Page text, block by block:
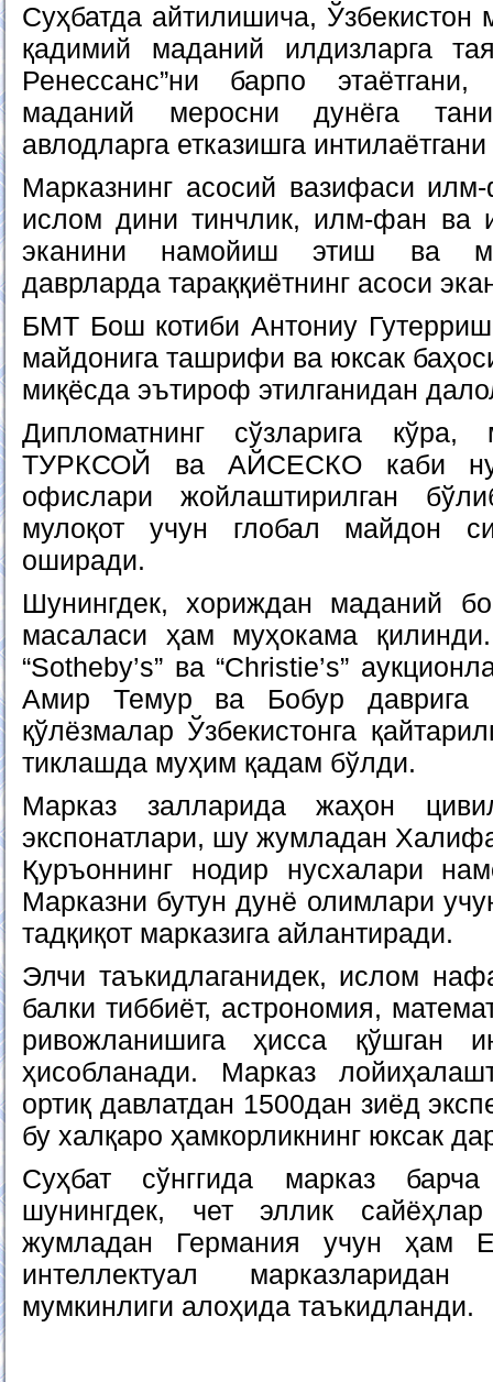
Суҳбатда айтилишича, Ўзбекистон
қадимий маданий илдизларга
Ренессанс”ни барпо
маданий меросни дунёга
авлодларга етказишга
Марказнинг асосий вазифаси
ислом дини тинчлик, илм-фан ва
эканини намойиш этиш ва
даврларда тараққиётнинг асоси
БМТ Бош котиби Антониу
майдонига ташрифи ва юксак
миқёсда эътироф этилганидан
Дипломатнинг сўзларига
ТУРКСОЙ ва АЙСЕСКО каби
офислари жойлаштирилган
мулоқот учун глобал майдон
оширади.
Шунингдек, хориждан маданий
масаласи ҳам муҳокама
“Sotheby’s” ва “Christie’s”
Амир Темур ва Бобур даврига
қўлёзмалар Ўзбекистонга
тиклашда муҳим қадам бўлди.
Марказ залларида жаҳон
экспонатлари, шу жумладан
Қуръоннинг нодир нусхалари
Марказни бутун дунё олимлари
тадқиқот марказига айлантиради.
Элчи таъкидлаганидек, ислом
балки тиббиёт, астрономия,
ривожланишига ҳисса қўшган
ҳисобланади. Марказ
ортиқ давлатдан 1500дан зиёд
бу халқаро ҳамкорликнинг юксак
Суҳбат сўнггида марказ
шунингдек, чет эллик
жумладан Германия учун ҳам
интеллектуал
мумкинлиги алоҳида таъкидланди.